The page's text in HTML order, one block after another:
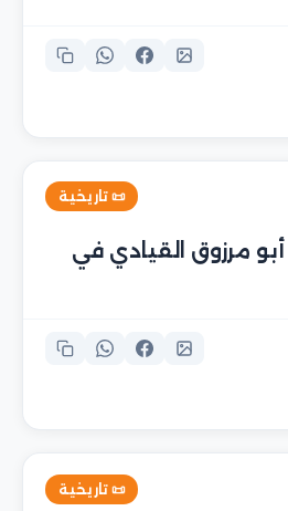
📜 تاريخية
مرزوق القيادي في
📜 تاريخية